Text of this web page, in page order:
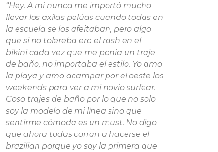
“Hey. A mi nunca me importó mucho
llevar los axilas pelúas cuando todas en
la escuela se los afeitaban, pero algo
que si no tolereba era el rash en el
bikini cada vez que me ponía un traje
de baño, no importaba el estilo. Yo amo
la playa y amo acampar por el oeste los
weekends para ver a mi novio surfear.
Coso trajes de baño por lo que no solo
soy la modelo de mi línea sino que
sentirme cómoda es un must. No digo
que ahora todas corran a hacerse el
brazilian porque yo soy la primera que